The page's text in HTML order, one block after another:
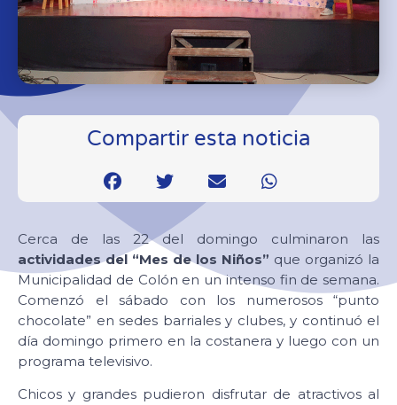
Compartir esta noticia
Cerca de las 22 del domingo culminaron las
actividades del “Mes de los Niños” que organizó la
Municipalidad de Colón en un intenso fin de semana.
Comenzó el sábado con los numerosos “punto
chocolate” en sedes barriales y clubes, y continuó el
día domingo primero en la costanera y luego con un
programa televisivo.
Chicos y grandes pudieron disfrutar de atractivos al